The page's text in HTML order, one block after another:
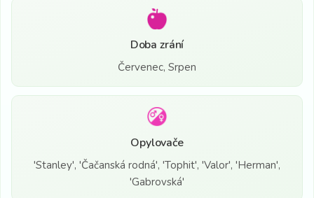
Doba zrání
Červenec, Srpen
Opylovače
'Stanley', 'Čačanská rodná', 'Tophit', 'Valor', 'Herman',
'Gabrovská'